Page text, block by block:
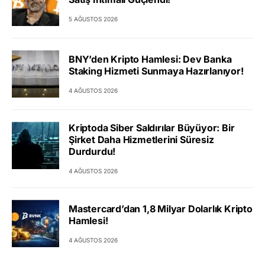
5 AĞUSTOS 2026
BNY’den Kripto Hamlesi: Dev Banka
Staking Hizmeti Sunmaya Hazırlanıyor!
4 AĞUSTOS 2026
Kriptoda Siber Saldırılar Büyüyor: Bir
Şirket Daha Hizmetlerini Süresiz
Durdurdu!
4 AĞUSTOS 2026
Mastercard’dan 1,8 Milyar Dolarlık Kripto
Hamlesi!
4 AĞUSTOS 2026